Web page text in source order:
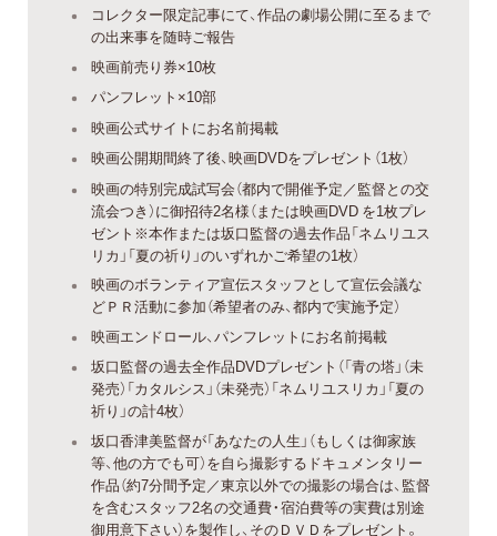
コレクター限定記事にて、作品の劇場公開に至るまで
の出来事を随時ご報告
映画前売り券×10枚
パンフレット×10部
映画公式サイトにお名前掲載
映画公開期間終了後、映画DVDをプレゼント（1枚）
映画の特別完成試写会（都内で開催予定／監督との交
流会つき）に御招待2名様（または映画DVD を1枚プレ
ゼント※本作または坂口監督の過去作品「ネムリユス
リカ」「夏の祈り」のいずれかご希望の1枚）
映画のボランティア宣伝スタッフとして宣伝会議な
どＰＲ活動に参加（希望者のみ、都内で実施予定）
映画エンドロール、パンフレットにお名前掲載
坂口監督の過去全作品DVDプレゼント（「青の塔」（未
発売）「カタルシス」（未発売）「ネムリユスリカ」「夏の
祈り」の計4枚）
坂口香津美監督が「あなたの人生」（もしくは御家族
等、他の方でも可）を自ら撮影するドキュメンタリー
作品（約7分間予定／東京以外での撮影の場合は、監督
を含むスタッフ2名の交通費・宿泊費等の実費は別途
御用意下さい）を製作し、そのＤＶＤをプレゼント。